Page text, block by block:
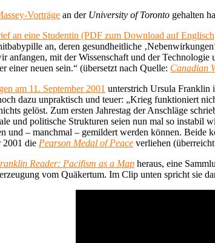
Vorträge an der University of Toronto gehalten
an eine Studentin (PDF zum Download auf
an, deren gesundheitliche
anfangen, mit der Wissenschaft und der
einer neuen sein.“ (übersetzt nach Quelle: Canadian
am 11. September 2001 unterstrich Ursula Franklin
dazu unpraktisch und teuer: „Krieg funktioniert
gelöst. Zum ersten Jahrestag der Anschläge
und politische Strukturen seien nun mal so instabil
und – manchmal – gemildert werden können. Beide
2001 die Pearson Medal of Peace verliehen
Reader: Pacifism as a Map heraus, eine
vom Quäkertum. Im Clip unten spricht sie